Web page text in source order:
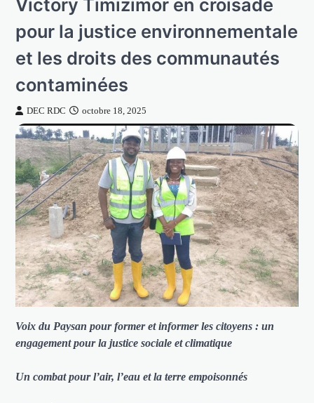
Victory Timizimor en croisade
pour la justice environnementale
et les droits des communautés
contaminées
DEC RDC octobre 18, 2025
Voix du Paysan pour former et informer les citoyens : un
engagement pour la justice sociale et climatique
Un combat pour l’air, l’eau et la terre empoisonnés